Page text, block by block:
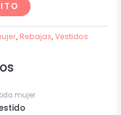
, Rebajas,Vestidos
mujer